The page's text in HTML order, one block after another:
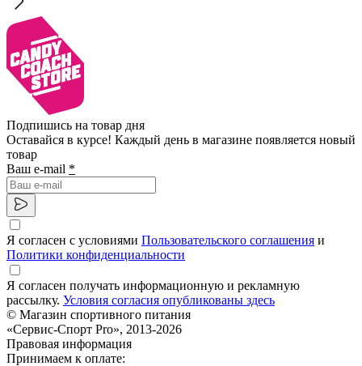
Подпишись на товар дня
Оставайся в курсе! Каждый день в магазине появляется новый
товар
Ваш e-mail *
Я согласен с условиями Пользовательского соглашения и
Политики конфиденциальности
Я согласен получать информационную и рекламную
рассылку. Условия согласия опубликованы здесь
© Магазин спортивного питания
«Сервис-Спорт Pro», 2013-2026
Правовая информация
Принимаем к оплате: